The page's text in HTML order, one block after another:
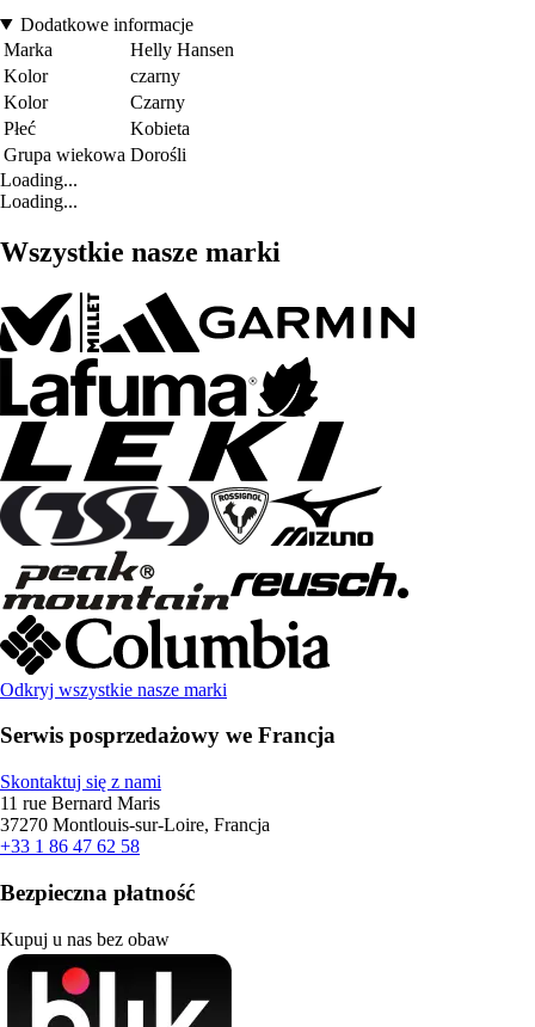
Dodatkowe informacje
Marka
Helly Hansen
Kolor
czarny
Kolor
Czarny
Płeć
Kobieta
Grupa wiekowa Dorośli
Loading...
Loading...
Wszystkie nasze marki
Odkryj wszystkie nasze marki
Serwis posprzedażowy we Francja
Skontaktuj się z nami
11 rue Bernard Maris
37270 Montlouis-sur-Loire, Francja
+33 1 86 47 62 58
Bezpieczna płatność
Kupuj u nas bez obaw